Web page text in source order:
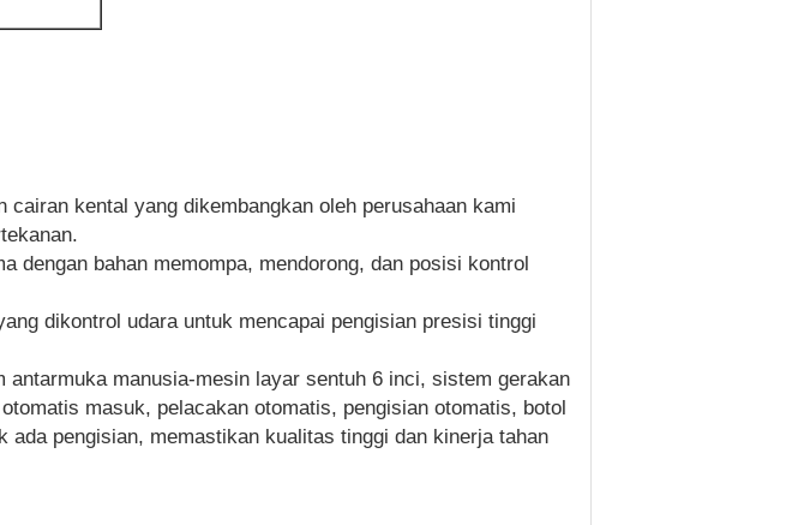
kental yang dikembangkan oleh perusahaan kami
dengan bahan memompa, mendorong, dan posisi kontrol
dikontrol udara untuk mencapai pengisian presisi tinggi
manusia-mesin layar sentuh 6 inci, sistem gerakan
masuk, pelacakan otomatis, pengisian otomatis, botol
pengisian, memastikan kualitas tinggi dan kinerja tahan